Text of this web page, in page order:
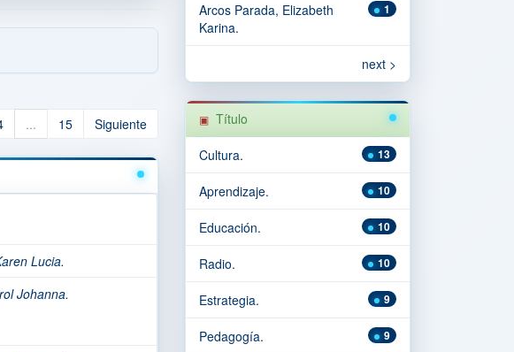
... 15 Siguiente
Lucia.
Johanna.
1
Arcos Parada, Elizabeth
Karina.
next >
Título
13
Cultura.
10
Aprendizaje.
10
Educación.
10
Radio.
9
Estrategia.
9
Pedagogía.